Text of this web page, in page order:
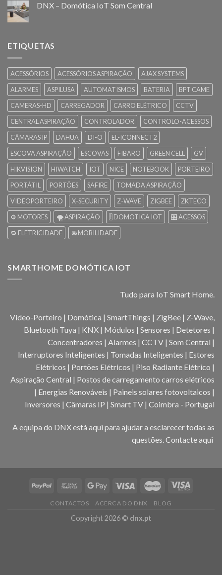
DNX – Domótica IoT Som Central
ETIQUETAS
ACESSÓRIOS ACESSÓRIOS ASPIRAÇÃO
AJAX SYSTEMS
ALARMES
ASPILUSA AUTOMATISMOS BATERIA
BPT CAME
CAMERAS-HD
CARREGADOR CARRO ELÉTRICO
CCTV
CENTRAL ASPIRAÇÃO
CONTROLADOR
CONTROLO-ACESSOS
CÂMARAS IP
DAHUA DI-O
EL-ICONNECT2
ESCOVA ASPIRAÇÃO
ESCOVAS FIBARO GREEN CELL
GV
HIKVISION
HIWATCH IOT NICE NOTEBOOK
PORTEIRO
PORTÁTIL
PORTÕES SAFIRE
TOMADA ASPIRAÇÃO
VIDEOPORTEIRO
X-SECURITY Z-WAVE ZIGBEE
ZKTECO
⚙️ MOTORES
🌪️ ASPIRAÇÃO 🎚️ DOMOTICA IOT
🎛️ ACESSOS
🔁 ELETRICIDADE
🚘 MOBILIDADE
SMARTHOME DOMÓTICA IOT
Tudo para IoT Smart Home.
Video-Porteiro | Domótica | SmartThings | ZigBee | Z-Wave,
Bluetooth Tuya | KNX | Módulos | Sensores | Detetores |
Concentradores | Alarmes | CCTV | Som Central |
Interruptores Inteligentes | Tomadas Inteligentes | Estores
Elétricos | Portões Elétricos | Piso Radiante Elétrico |
Aspiração Central | Postos de carregamento carros elétricos
| Energias Renováveis | Paineis solares fotovoltaicos |
Inversores | Câmaras IP | Smart TV | Coimbra - Portugal
A equipa do DNX está aqui para ajudar a esclarecer todas as
questões. Contacte aqui
CONTACTOS ACERCA DO DNX BLOG
Copyright 2026 © dnx.pt